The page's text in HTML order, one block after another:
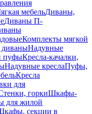
мебельДиваны,
Диваны П-
Комплекты мягкой
диваныНадувные
пуфыКресла-качалки,
Надувные креслаПуфы,
Кресла
для
горкиШкафы-
для жилой
секции в